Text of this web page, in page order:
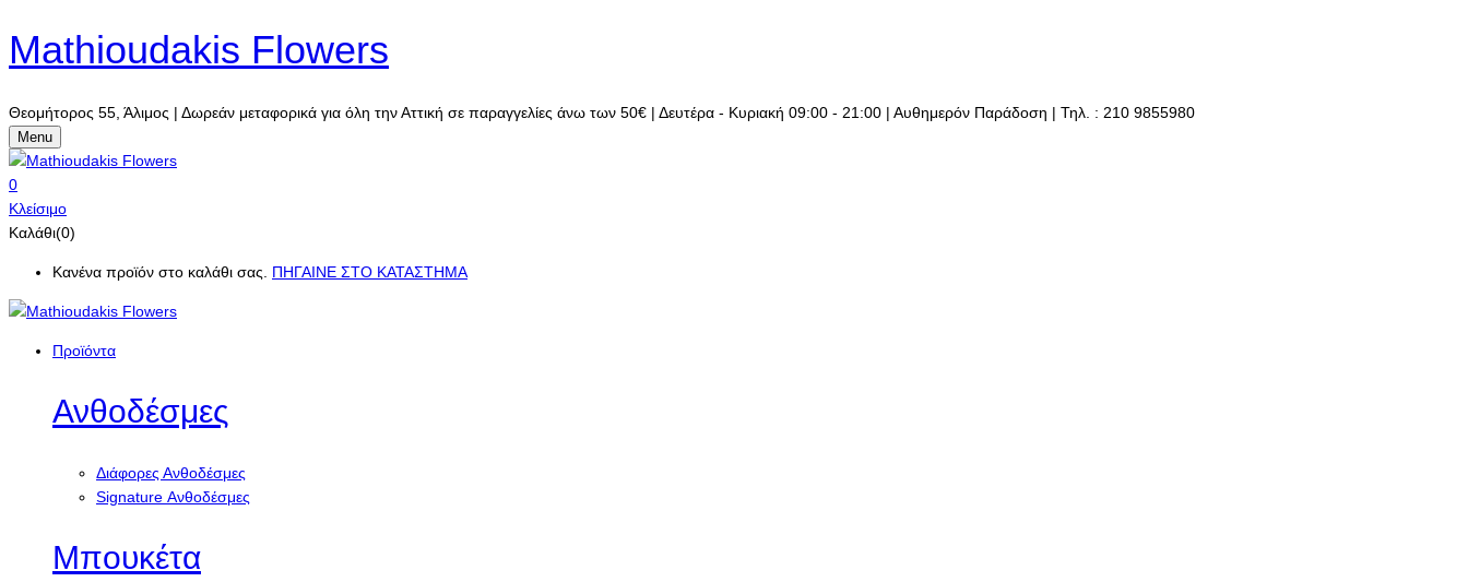
Mathioudakis Flowers
Θεομήτορος 55, Άλιμος | Δωρεάν μεταφορικά για όλη την Αττική σε παραγγελίες άνω των 50€ | Δευτέρα - Κυριακή 09:00 - 21:00 | Αυθημερόν Παράδοση | Τηλ. : 210 9855980
Menu
0
Κλείσιμο
Καλάθι(0)
Κανένα προϊόν στο καλάθι σας. ΠΗΓΑΙΝΕ ΣΤΟ ΚΑΤΑΣΤΗΜΑ
Προϊόντα
Ανθοδέσμες
Διάφορες Ανθοδέσμες
Signature Ανθοδέσμες
Μπουκέτα